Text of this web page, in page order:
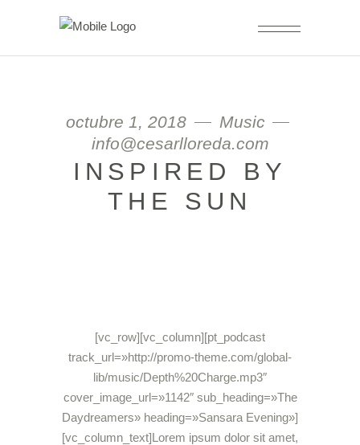
octubre 1, 2018
Music
info@cesarlloreda.com
INSPIRED BY
THE SUN
[vc_row][vc_column][pt_podcast
track_url=»http://promo-theme.com/global-
lib/music/Depth%20Charge.mp3″
cover_image_url=»1142″ sub_heading=»The
Daydreamers» heading=»Sansara Evening»]
[vc_column_text]Lorem ipsum dolor sit amet,